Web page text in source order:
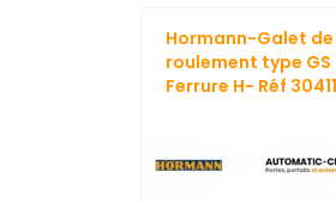
Hormann-Galet de
roulement type GS
Ferrure H- Réf